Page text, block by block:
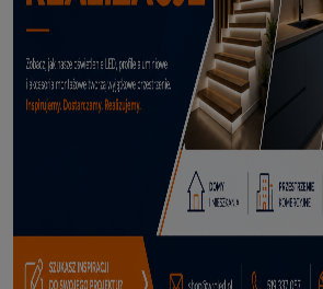
114,50 zł
DODAJ DO KOSZYKA